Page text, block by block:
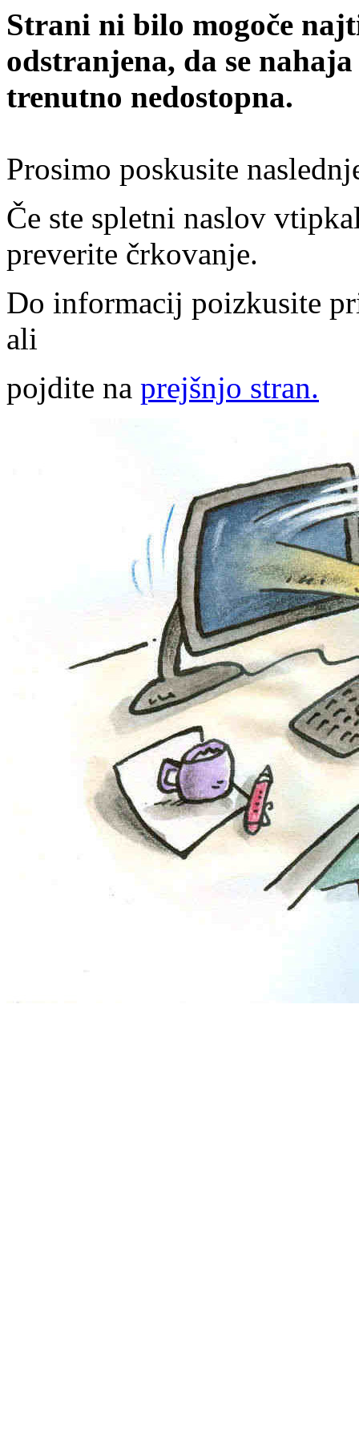
Strani ni bilo mogoče
odstranjena, da se
trenutno nedostopna.
Prosimo poskusite
Če ste spletni naslov
preverite črkovanje.
Do informacij poizkusite
ali
pojdite na prejšnjo stran.